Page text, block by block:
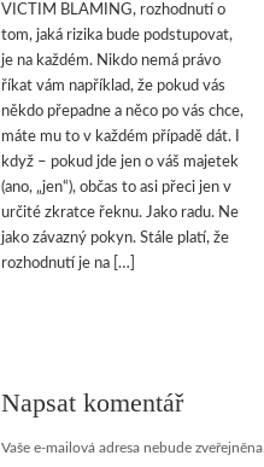
VICTIM BLAMING, rozhodnutí o
tom, jaká rizika bude podstupovat,
je na každém. Nikdo nemá právo
říkat vám například, že pokud vás
někdo přepadne a něco po vás chce,
máte mu to v každém případě dát. I
když – pokud jde jen o váš majetek
(ano, „jen“), občas to asi přeci jen v
určité zkratce řeknu. Jako radu. Ne
jako závazný pokyn. Stále platí, že
rozhodnutí je na […]
Napsat komentář
Vaše e-mailová adresa nebude zveřejněna.